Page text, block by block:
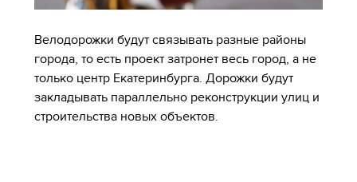
Велодорожки будут связывать разные районы
города, то есть проект затронет весь город, а не
только центр Екатеринбурга. Дорожки будут
закладывать параллельно реконструкции улиц и
строительства новых объектов.